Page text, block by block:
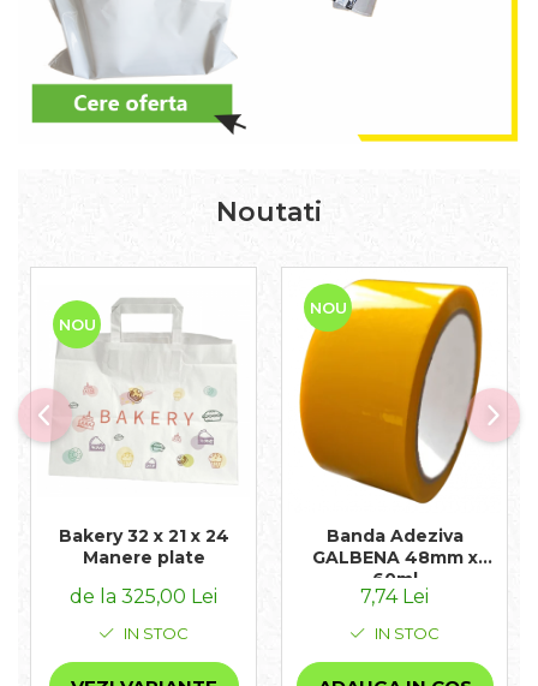
Noutati
NOU
Bakery 32 x 21 x 24
Manere plate
de la 325,00 Lei
IN STOC
NOU
Banda Adeziva
GALBENA 48mm x
60ml
7,74 Lei
IN STOC